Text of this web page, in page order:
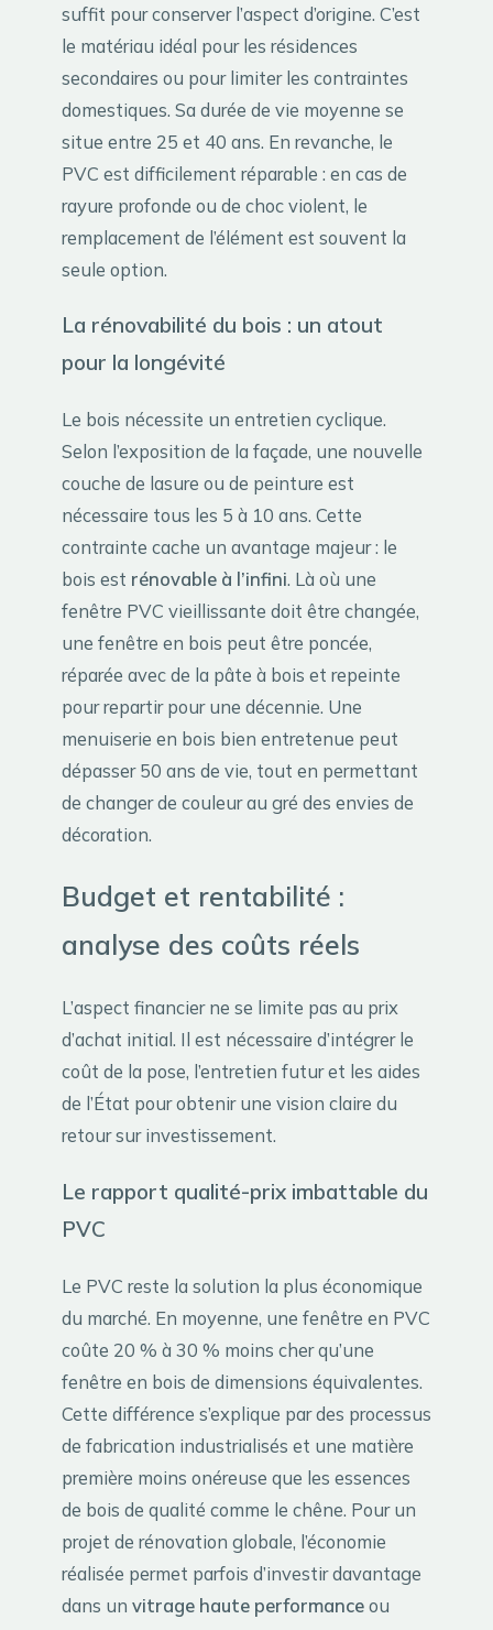
suffit pour conserver l’aspect d’origine. C’est
le matériau idéal pour les résidences
secondaires ou pour limiter les contraintes
domestiques. Sa durée de vie moyenne se
situe entre 25 et 40 ans. En revanche, le
PVC est difficilement réparable : en cas de
rayure profonde ou de choc violent, le
remplacement de l’élément est souvent la
seule option.
La rénovabilité du bois : un atout
pour la longévité
Le bois nécessite un entretien cyclique.
Selon l’exposition de la façade, une nouvelle
couche de lasure ou de peinture est
nécessaire tous les 5 à 10 ans. Cette
contrainte cache un avantage majeur : le
bois est rénovable à l’infini. Là où une
fenêtre PVC vieillissante doit être changée,
une fenêtre en bois peut être poncée,
réparée avec de la pâte à bois et repeinte
pour repartir pour une décennie. Une
menuiserie en bois bien entretenue peut
dépasser 50 ans de vie, tout en permettant
de changer de couleur au gré des envies de
décoration.
Budget et rentabilité :
analyse des coûts réels
L’aspect financier ne se limite pas au prix
d’achat initial. Il est nécessaire d’intégrer le
coût de la pose, l’entretien futur et les aides
de l’État pour obtenir une vision claire du
retour sur investissement.
Le rapport qualité-prix imbattable du
PVC
Le PVC reste la solution la plus économique
du marché. En moyenne, une fenêtre en PVC
coûte 20 % à 30 % moins cher qu’une
fenêtre en bois de dimensions équivalentes.
Cette différence s’explique par des processus
de fabrication industrialisés et une matière
première moins onéreuse que les essences
de bois de qualité comme le chêne. Pour un
projet de rénovation globale, l’économie
réalisée permet parfois d’investir davantage
dans un vitrage haute performanceou